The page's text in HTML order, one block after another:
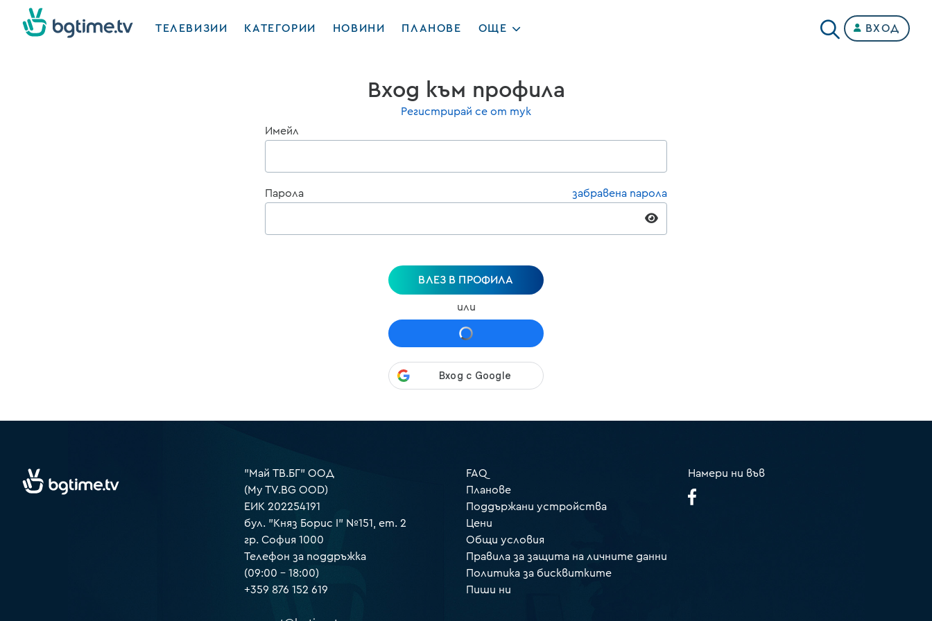
ТЕЛЕВИЗИИ КАТЕГОРИИ НОВИНИ ПЛАНОВЕ ОЩЕ ВХОД
Вход към профила
Регистрирай се от тук
Имейл
Парола забравена парола
ВЛЕЗ В ПРОФИЛА
или
"Май ТВ.БГ" ООД
(My TV.BG OOD)
ЕИК 202254191
бул. "Княз Борис I" №151, ет. 2
гр. София 1000
Телефон за поддръжка
(09:00 – 18:00)
+359 876 152 619
FAQ
Планове
Поддържани устройства
Цени
Общи условия
Правила за защита на личните данни
Политика за бисквитките
Пиши ни
Намери ни във